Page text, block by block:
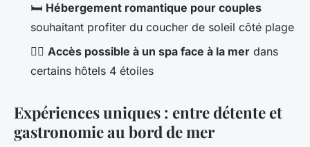
🛏️ Hébergement romantique pour couples
souhaitant profiter du coucher de soleil côté plage
💆‍♀️ Accès possible à un spa face à la mer dans
certains hôtels 4 étoiles
Expériences uniques : entre détente et
gastronomie au bord de mer